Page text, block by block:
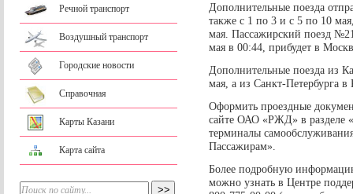
Речной транспорт
Воздушный транспорт
Городские новости
Справочная
Карты Казани
Карта сайта
Дополнительные поезда
также с 1 по 3 и с 5 по 10
мая. Пассажирский поезд
мая в 00:44, прибудет в
Дополнительные поезда из
мая, а из Санкт-Петербурга в
Оформить проездные
сайте ОАО «РЖД» в разделе
терминалы
Пассажирам».
Более подробную
можно узнать в Центре